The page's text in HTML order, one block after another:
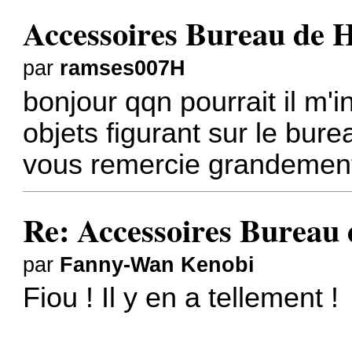
Accessoires Bureau de
par ramses007H
bonjour qqn pourrait il
objets figurant sur le
vous remercie
Re: Accessoires Bureau
par Fanny-Wan Kenobi
Fiou ! Il y en a tellement !